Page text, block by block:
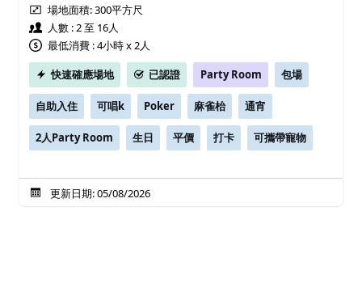
場地面積:300平方尺
人數 : 2 至 16人
最低消費 : 4小時 x 2人
快速確應場地
已認證 Party Room 包場
自助入住 可唱k Poker 麻雀枱 通宵
2人Party Room 生日 平價 打卡 可攜帶寵物
更新日期: 05/08/2026